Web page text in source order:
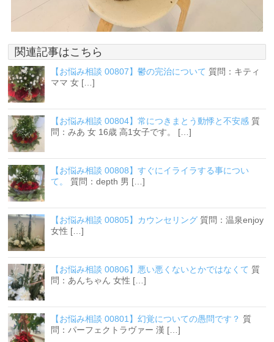
関連記事はこちら
【お悩み相談 00807】鬱の完治について 質問：キティ
ママ 女 […]
【お悩み相談 00804】常につきまとう動悸と不安感 質
問：みあ 女 16歳 高1女子です。 […]
【お悩み相談 00808】すぐにイライラする事につい
て。
質問：depth 男 […]
【お悩み相談 00805】カウンセリング 質問：温泉enjoy
女性 […]
【お悩み相談 00806】悪い悪くないとかではなくて 質
問：あんちゃん 女性 […]
【お悩み相談 00801】幻覚についての愚問です？ 質
問：パーフェクトラヴァー 漢 […]